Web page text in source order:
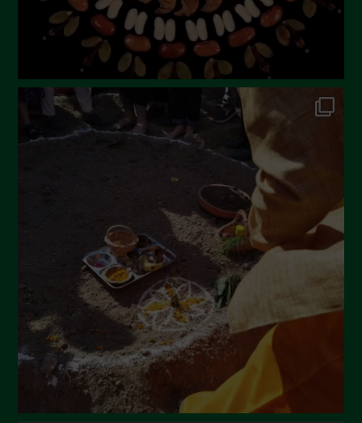
October 2022
September 2022
June 2022
December 2021
November 2021
October 2021
September 2021
August 2021